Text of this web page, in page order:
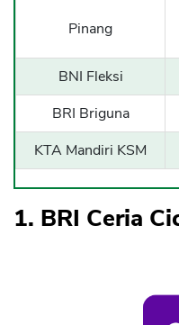
Pinang
BNI Fleksi
BRI Briguna
KTA Mandiri KSM
1. BRI Ceria